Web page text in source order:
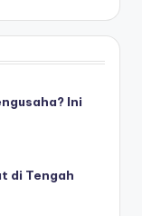
Ini
di Tengah